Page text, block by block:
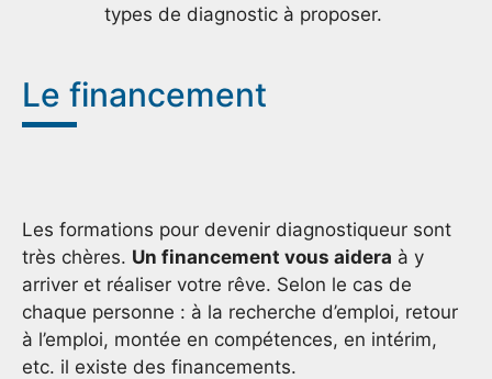
types de diagnostic à proposer.
Le financement
Les formations pour devenir diagnostiqueur sont
très chères. Un financement vous aidera à y
arriver et réaliser votre rêve. Selon le cas de
chaque personne : à la recherche d’emploi, retour
à l’emploi, montée en compétences, en intérim,
etc. il existe des financements.